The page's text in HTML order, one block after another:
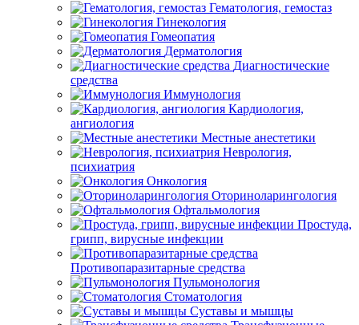
Гематология, гемостаз
Гинекология
Гомеопатия
Дерматология
Диагностические
средства
Иммунология
Кардиология,
ангиология
Местные анестетики
Неврология,
психиатрия
Онкология
Оториноларингология
Офтальмология
Простуда,
грипп, вирусные инфекции
Противопаразитарные средства
Пульмонология
Стоматология
Суставы и мышцы